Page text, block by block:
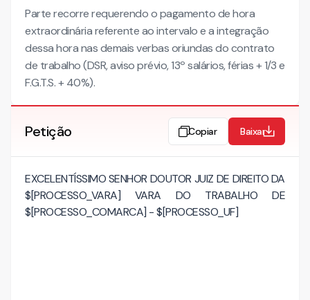
Parte recorre requerendo o pagamento de hora
extraordinária referente ao intervalo e a integração
dessa hora nas demais verbas oriundas do contrato
de trabalho (DSR, aviso prévio, 13º salários, férias + 1/3 e
F.G.T.S. + 40%).
Petição Copiar Baixar
EXCELENTÍSSIMO SENHOR DOUTOR JUIZ DE DIREITO DA
$[PROCESSO_VARA] VARA DO TRABALHO DE
$[PROCESSO_COMARCA] - $[PROCESSO_UF]